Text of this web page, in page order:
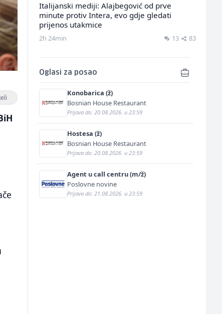
Italijanski mediji: Alajbegović od prve
minute protiv Intera, evo gdje gledati
prijenos utakmice
2h 24min 13 83
Oglasi za posao
Konobarica (ž)
Bosnian House Restaurant
Prijava do: 20.08.2026. u 23:59
Hostesa (ž)
Bosnian House Restaurant
Prijava do: 20.08.2026. u 23:59
Agent u call centru (m/ž)
Poslovne novine
Prijava do: 21.08.2026. u 23:59